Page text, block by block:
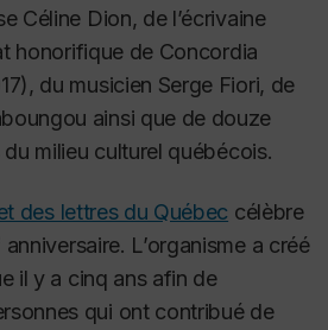
Céline Dion, de l’écrivaine
honorifique de Concordia
du musicien Serge Fiori, de
ainsi que de douze
milieu culturel québécois.
des lettres du Québec célèbre
anniversaire. L’organisme a créé
il y a cinq ans afin de
qui ont contribué de